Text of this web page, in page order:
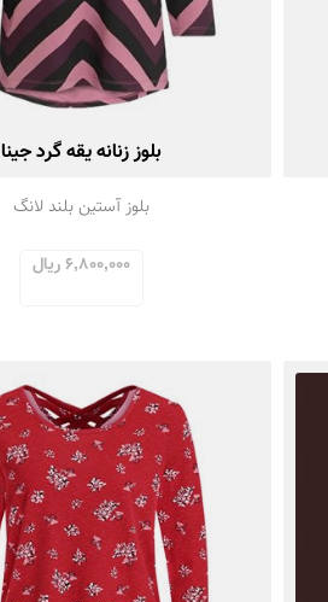
بلوز زنانه یقه گرد جینا
بلوز آستین بلند لانگ
6,800,000 ریال